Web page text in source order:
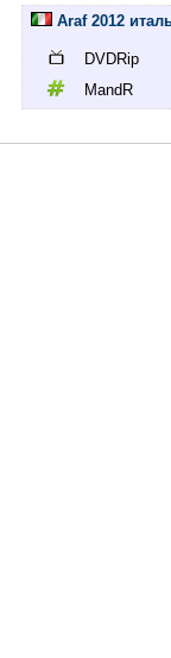
Araf 2012
DVDRip
MandR